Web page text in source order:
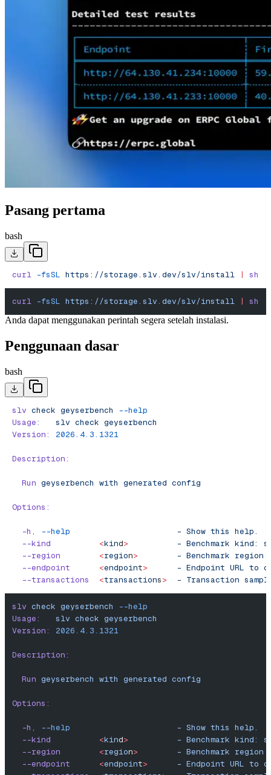
Pasang pertama
bash
curl -fsSL https://storage.slv.dev/slv/install | sh
curl -fsSL https://storage.slv.dev/slv/install |
sh
Anda dapat menggunakan perintah segera setelah instalasi.
Penggunaan dasar
bash
slv check geyserbench
--help
Usage:
   slv
check geyserbench
Version:
2026.4.3.1321
Description:
  Run
geyserbench with generated config
Options:
  -h,
--help
                      -
Show this help.
  --kind
          <
kind>
          -
Benchmark kind:
  --region
        <
region>
        -
Benchmark region
  --endpoint
      <
endpoint>
      -
Endpoint URL to
  --transactions
  <
transactions>
  -
Transaction
slv check geyserbench
--help
Usage:
   slv
check geyserbench
Version:
2026.4.3.1321
Description:
  Run
geyserbench with generated config
Options:
  -h,
--help
                      -
Show this help.
  --kind
          <
kind>
          -
Benchmark kind:
  --region
        <
region>
        -
Benchmark region
  --endpoint
      <
endpoint>
      -
Endpoint URL to